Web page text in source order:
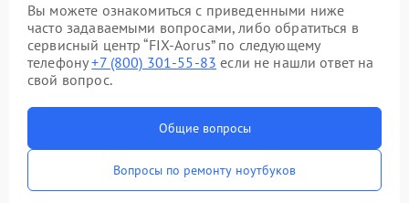
Вы можете ознакомиться с приведенными ниже
часто задаваемыми вопросами, либо обратиться в
сервисный центр “FIX-Aorus” по следующему
телефону+7 (800) 301-55-83 если не нашли ответ на
свой вопрос.
Общие вопросы
Вопросы по ремонту ноутбуков